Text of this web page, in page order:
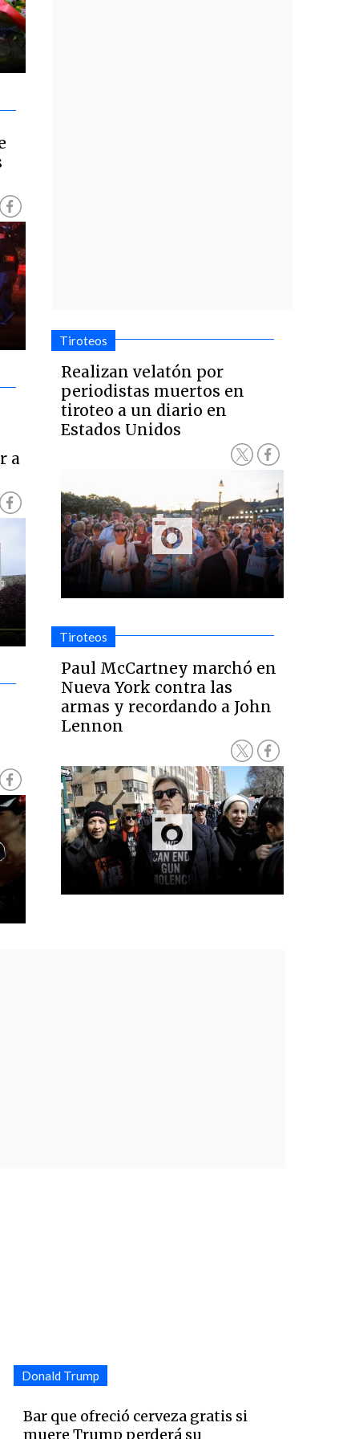
a
Tiroteos
Realizan velatón por
periodistas muertos en
tiroteo a un diario en
Estados Unidos
Tiroteos
Paul McCartney marchó en
Nueva York contra las
armas y recordando a John
Lennon
Donald Trump
Bar que ofreció cerveza gratis si
muere Trump perderá su